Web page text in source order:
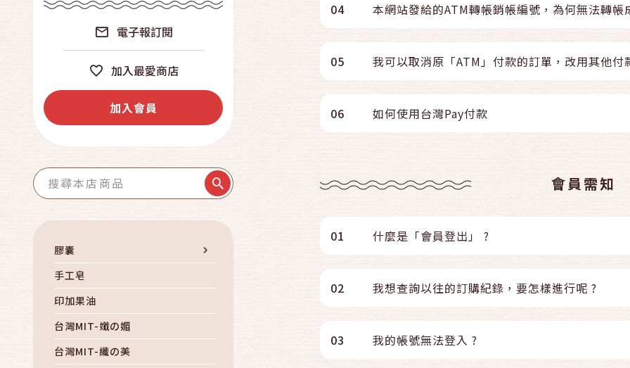
電子報訂閱
加入最愛商店
加入會員
膠囊
手工皂
印加果油
台灣MIT-孅の媚
台灣MIT-纖の美
04 本網站發給的ATM轉帳銷帳編號，為何無法轉帳
05 我可以取消原「ATM」付款的訂單，改用其他付
06 如何使用台灣Pay付款
會員需知
01 什麼是「會員登出」 ?
02 我想查詢以往的訂購紀錄，要怎樣進行呢 ?
03 我的帳號無法登入 ?